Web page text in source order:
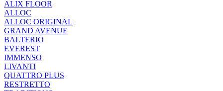
ALIX FLOOR
ALLOC
ALLOC ORIGINAL
GRAND AVENUE
BALTERIO
EVEREST
IMMENSO
LIVANTI
QUATTRO PLUS
RESTRETTO